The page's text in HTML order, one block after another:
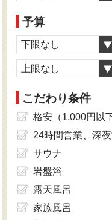
予算
下限なし
上限なし
こだわり条件
格安（1,000円以下
24時間営業、深
サウナ
岩盤浴
露天風呂
家族風呂